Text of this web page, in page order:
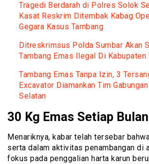
Tragedi Berdarah di Polres Solok
Kasat Reskrim Ditembak Kabag
Gegara Kasus Tambang
Ditreskrimsus Polda Sumbar Akan
Tambang Emas Ilegal Di
Tambang Emas Tanpa Izin, 3
Excavator Diamankan Tim
Selatan
30 Kg Emas Setiap Bulan
Menariknya, kabar telah tersebar
serta dalam aktivitas penambangan di
fokus pada penggalian harta karun